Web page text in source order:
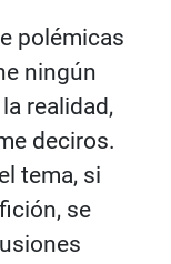
polémicas
ningún
realidad,
deciros.
tema, si
se